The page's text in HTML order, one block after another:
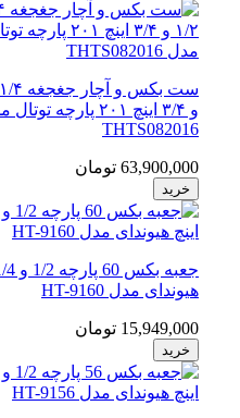
ست بکس و آچار جغجغه ۱/۴، ۱/۲
و ۳/۴ اینچ ۲۰۱ پارچه توتال مدل
THTS082016
63,900,000 تومان
جعبه بکس 60 پارچه 1/2 و 1/4 اینچ
هیوندای مدل HT-9160
15,949,000 تومان